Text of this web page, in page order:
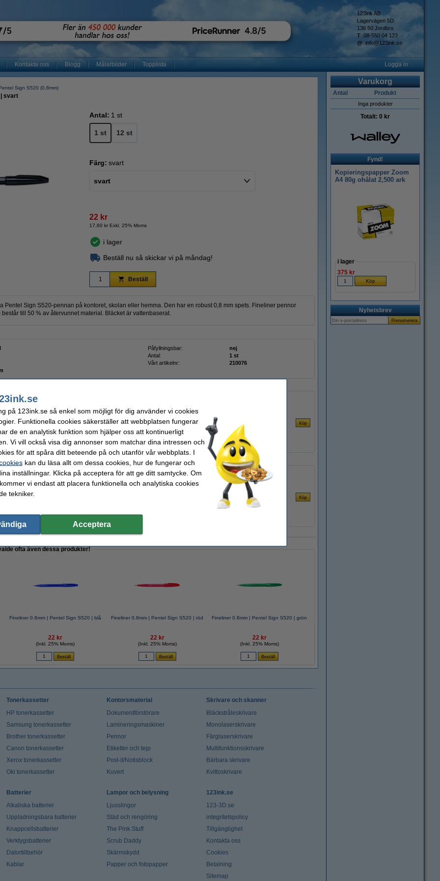
123ink AB
Lagervägen 5D
136 50 Jordbro
T: 08-550 04 123
@: info@123ink.se
Kontakta oss Blogg Målarbilder Topplista Logga in
Sign S520 (0,8mm)
| svart
Antal: 1 st
1 st 12 st
Färg: svart
svart
22 kr
17,60 kr Exkl. 25% Moms
i lager
Beställ nu så skickar vi på måndag!
Beställ
Pentel Sign S520-pennan på kontoret, skolan eller hemma. Den har en robust 0,8 mm spets. Fineliner pennor
till 50 % av återvunnet material. Bläcket är vattenbaserat.
Påfyllningsbar:
nej
Antal:
1 st
Vårt artikelnr:
210076
80g | 123ink | 25 ark
ofta även dessa produkter!
Fineliner 0.8mm | Pentel Sign S520 | blå
22 kr
(Inkl. 25% Moms)
Fineliner 0.8mm | Pentel Sign S520 | röd
22 kr
(Inkl. 25% Moms)
Fineliner 0.8mm | Pentel Sign S520 | grön
22 kr
(Inkl. 25% Moms)
Varukorg
Antal Produkt
Inga produkter
Totalt: 0 kr
Fynd!
Kopieringspapper Zoom
A4 80g ohålat 2,500 ark
i lager
375 kr
Nyhetsbrev
Tonerkassetter
HP tonerkassetter
Samsung tonerkassetter
Brother tonerkassetter
Canon tonerkassetter
Xerox tonerkassetter
Oki tonerkassetter
Kontorsmaterial
Dokumentförstörare
Lamineringsmaskiner
Pennor
Etiketter och tejp
Post-it/Notisblock
Kuvert
Skrivare och skanner
Bläckstråleskrivare
Monolaserskrivare
Färglaserskrivare
Multifunktionsskrivare
Bärbara skrivare
Kvittoskrivare
Batterier
Alkaliska batterier
Uppladningsbara batterier
Knappcellsbatterier
Verktygsbatterier
Datortillbehör
Kablar
Lampor och belysning
Ljusslingor
Städ och rengöring
The Pink Stuff
Scrub Daddy
Skärmskydd
Papper och fotopapper
123ink.se
123-3D.se
integritetspolicy
Tillgänglighet
Kontakta oss
Cookies
Betalning
Sitemap
på 123ink.se så enkel som möjligt för dig använder vi cookies
Funktionella cookies säkerställer att webbplatsen fungerar
de en analytisk funktion som hjälper oss att kontinuerligt
Vi vill också visa dig annonser som matchar dina intressen och
för att spåra ditt beteende på och utanför vår webbplats. I
kan du läsa allt om dessa cookies, hur de fungerar och
inställningar. Klicka på acceptera för att ge ditt samtycke. Om
vi endast att placera funktionella och analytiska cookies
tekniker.
Acceptera